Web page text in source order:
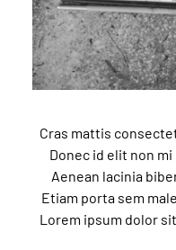
Cras mattis
Donec id elit non
Aenean lacinia
Etiam porta sem
Lorem ipsum dolor